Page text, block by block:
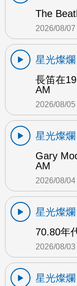
The
2026/08/07
星光燦爛
長笛在
AM
2026/08/05
星光燦爛
Gary
AM
2026/08/04
星光燦爛
70.80年
2026/08/03
星光燦爛